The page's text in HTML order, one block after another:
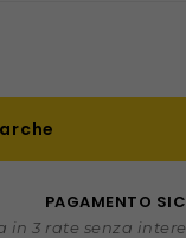
PAGAMENTO
in 3 rate senza